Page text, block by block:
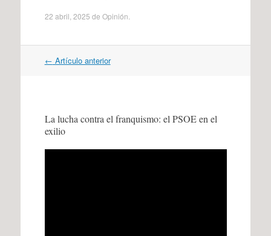
22 abril, 2025 de Opinión
Navegación
← Artículo anterior
La lucha contra el franquismo: el PSOE en el
exilio